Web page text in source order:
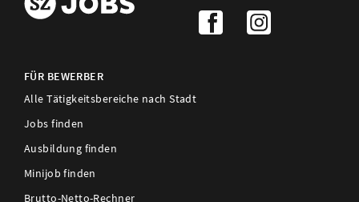
FÜR BEWERBER
Alle Tätigkeitsbereiche nach Stadt
Jobs finden
Ausbildung finden
Minijob finden
Brutto-Netto-Rechner